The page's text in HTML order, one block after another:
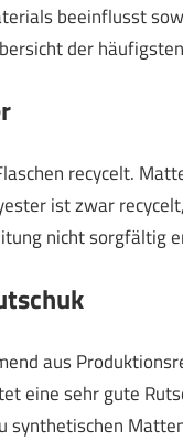
beeinflusst
der
recycelt.
ist zwar
nicht sorgfältig
aus
eine sehr gute
synthetischen